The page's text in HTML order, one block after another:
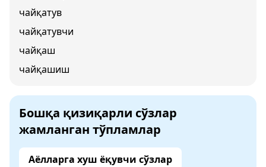
чайқатув
чайқатувчи
чайқаш
чайқашиш
Бошқа қизиқарли сўзлар
жамланган тўпламлар
Аёлларга хуш ёқувчи сўзлар